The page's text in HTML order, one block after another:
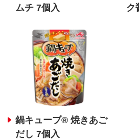
ムチ 7個入
ク
鍋キューブ® 焼きあご
だし 7個入